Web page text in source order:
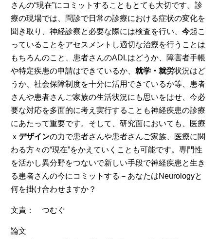
さんの“現在”にコミットすることもとても大切です。診
療の現場では、問診で日常の診療における症状の変化を
聞き取り、神経診察と必要な際には検査を行い、今起こ
っていることをアセスメントし適切な治療を行うことは
もちろんのこと、患者さんのADLはどうか、障害者手帳
や特定疾患の申請はできているか、就学・就労状況はど
うか、社会保障制度を十分に活用できているか等、患者
さんや患者さんご家族の生活状況にも思いをはせ、今必
要な対応を多面的に考え実行することも神経疾患の診療
にあたって重要です。そして、研究面においても、医療
ｘデザインの力で患者さんや患者さんご家族、医療に関
わる方々の“現在”をかえていくことも可能です。専門性
を活かし異分野をつないで新しい手段で神経疾患と生き
る患者さんの今にコミットする－あなたはNeurologyと
何を掛け合わせますか？
文責： つむぐ
論文